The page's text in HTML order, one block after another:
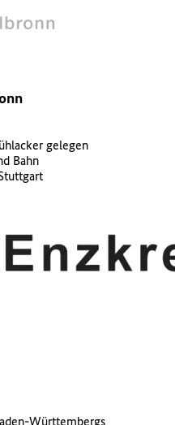
gelegen
Bahn
Württembergs